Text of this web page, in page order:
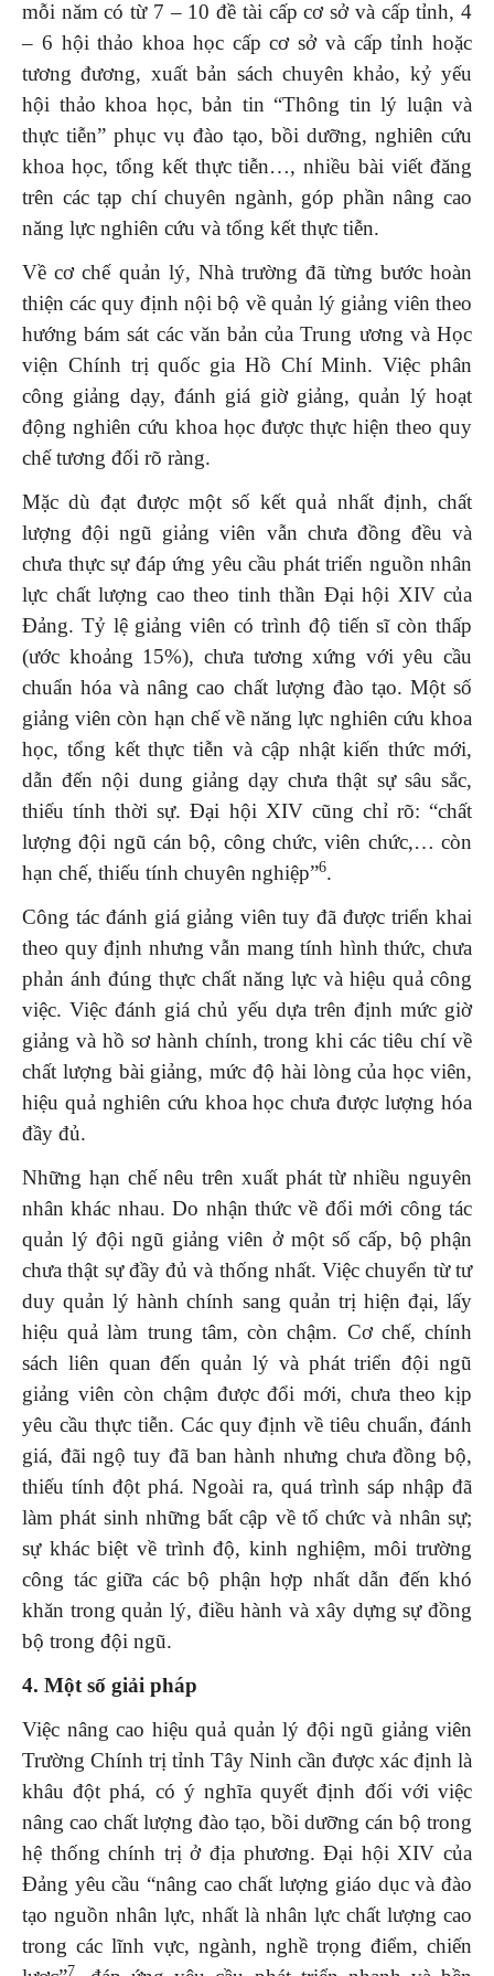
mỗi năm có từ 7 – 10 đề tài cấp cơ sở và cấp tỉnh, 4
– 6 hội thảo khoa học cấp cơ sở và cấp tỉnh hoặc
tương đương, xuất bản sách chuyên khảo, kỷ yếu
hội thảo khoa học, bản tin “Thông tin lý luận và
thực tiễn” phục vụ đào tạo, bồi dưỡng, nghiên cứu
khoa học, tổng kết thực tiễn…, nhiều bài viết đăng
trên các tạp chí chuyên ngành, góp phần nâng cao
năng lực nghiên cứu và tổng kết thực tiễn.
Về cơ chế quản lý, Nhà trường đã từng bước hoàn
thiện các quy định nội bộ về quản lý giảng viên theo
hướng bám sát các văn bản của Trung ương và Học
viện Chính trị quốc gia Hồ Chí Minh. Việc phân
công giảng dạy, đánh giá giờ giảng, quản lý hoạt
động nghiên cứu khoa học được thực hiện theo quy
chế tương đối rõ ràng.
Mặc dù đạt được một số kết quả nhất định, chất
lượng đội ngũ giảng viên vẫn chưa đồng đều và
chưa thực sự đáp ứng yêu cầu phát triển nguồn nhân
lực chất lượng cao theo tinh thần Đại hội XIV của
Đảng. Tỷ lệ giảng viên có trình độ tiến sĩ còn thấp
(ước khoảng 15%), chưa tương xứng với yêu cầu
chuẩn hóa và nâng cao chất lượng đào tạo. Một số
giảng viên còn hạn chế về năng lực nghiên cứu khoa
học, tổng kết thực tiễn và cập nhật kiến thức mới,
dẫn đến nội dung giảng dạy chưa thật sự sâu sắc,
thiếu tính thời sự. Đại hội XIV cũng chỉ rõ: “chất
lượng đội ngũ cán bộ, công chức, viên chức,… còn
hạn chế, thiếu tính chuyên nghiệp”6.
Công tác đánh giá giảng viên tuy đã được triển khai
theo quy định nhưng vẫn mang tính hình thức, chưa
phản ánh đúng thực chất năng lực và hiệu quả công
việc. Việc đánh giá chủ yếu dựa trên định mức giờ
giảng và hồ sơ hành chính, trong khi các tiêu chí về
chất lượng bài giảng, mức độ hài lòng của học viên,
hiệu quả nghiên cứu khoa học chưa được lượng hóa
đầy đủ.
Những hạn chế nêu trên xuất phát từ nhiều nguyên
nhân khác nhau. Do nhận thức về đổi mới công tác
quản lý đội ngũ giảng viên ở một số cấp, bộ phận
chưa thật sự đầy đủ và thống nhất. Việc chuyển từ tư
duy quản lý hành chính sang quản trị hiện đại, lấy
hiệu quả làm trung tâm, còn chậm. Cơ chế, chính
sách liên quan đến quản lý và phát triển đội ngũ
giảng viên còn chậm được đổi mới, chưa theo kịp
yêu cầu thực tiễn. Các quy định về tiêu chuẩn, đánh
giá, đãi ngộ tuy đã ban hành nhưng chưa đồng bộ,
thiếu tính đột phá. Ngoài ra, quá trình sáp nhập đã
làm phát sinh những bất cập về tổ chức và nhân sự;
sự khác biệt về trình độ, kinh nghiệm, môi trường
công tác giữa các bộ phận hợp nhất dẫn đến khó
khăn trong quản lý, điều hành và xây dựng sự đồng
bộ trong đội ngũ.
4. Một số giải pháp
Việc nâng cao hiệu quả quản lý đội ngũ giảng viên
Trường Chính trị tỉnh Tây Ninh cần được xác định là
khâu đột phá, có ý nghĩa quyết định đối với việc
nâng cao chất lượng đào tạo, bồi dưỡng cán bộ trong
hệ thống chính trị ở địa phương. Đại hội XIV của
Đảng yêu cầu “nâng cao chất lượng giáo dục và đào
tạo nguồn nhân lực, nhất là nhân lực chất lượng cao
trong các lĩnh vực, ngành, nghề trọng điểm, chiến
7